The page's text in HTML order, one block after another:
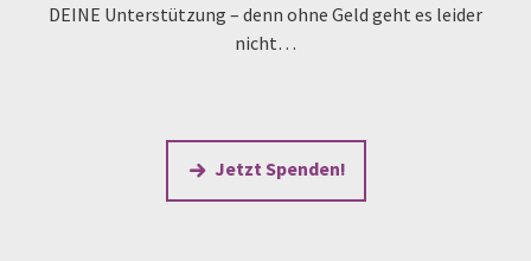
DEINE Unterstützung – denn ohne Geld geht es leider
nicht…
Jetzt Spenden!